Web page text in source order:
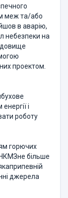
меж та/або
в аварію,
небезпеки на
проектом.
і
роботу
горючих
більше
джерела